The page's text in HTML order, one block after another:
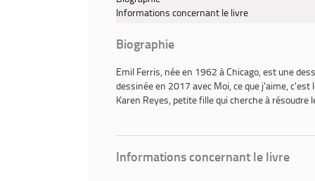
Informations concernant le livre
Biographie
Emil Ferris, née en 1962 à Chicago, est une
dessinée en 2017 avec Moi, ce que j'aime,
Karen Reyes, petite fille qui cherche à
Informations concernant le livre